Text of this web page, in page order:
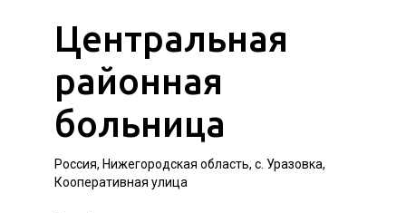
Центральная
районная
больница
Россия, Нижегородская область, с. Уразовка,
Кооперативная улица